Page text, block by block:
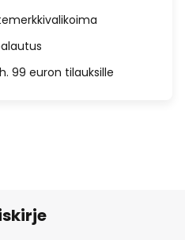
99 euron tilauksille